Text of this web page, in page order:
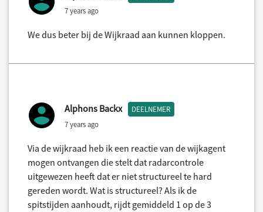
7 years ago
We dus beter bij de Wijkraad aan kunnen kloppen.
Alphons Backx DEELNEMER
7 years ago
Via de wijkraad heb ik een reactie van de wijkagent
mogen ontvangen die stelt dat radarcontrole
uitgewezen heeft dat er niet structureel te hard
gereden wordt. Wat is structureel? Als ik de
spitstijden aanhoudt, rijdt gemiddeld 1 op de 3